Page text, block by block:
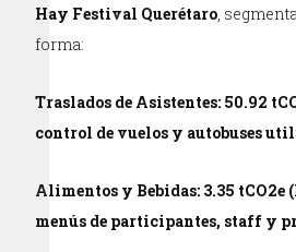
Hay Festival Querétaro,
forma:
Traslados de Asistentes: 50.92
control de vuelos y autobuses
Alimentos y Bebidas: 3.35 tCO2e
menús de participantes, staff y